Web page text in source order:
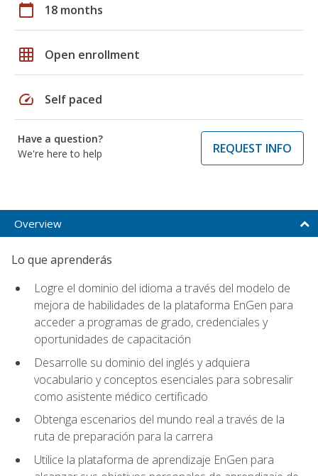
calendar_today 18 months
grid_on Open enrollment
speed Self paced
Have a question?
We're here to help
REQUEST INFO
Overview
Lo que aprenderás
Logre el dominio del idioma a través del modelo de
mejora de habilidades de la plataforma EnGen para
acceder a programas de grado, credenciales y
oportunidades de capacitación
Desarrolle su dominio del inglés y adquiera
vocabulario y conceptos esenciales para sobresalir
como asistente médico certificado
Obtenga escenarios del mundo real a través de la
ruta de preparación para la carrera
Utilice la plataforma de aprendizaje EnGen para